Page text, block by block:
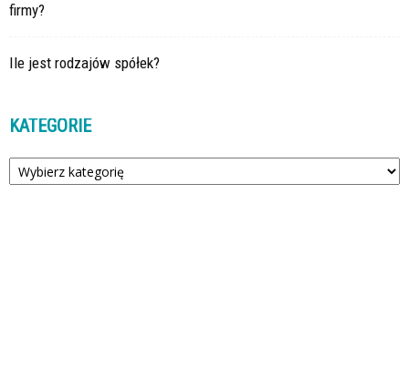
firmy?
Ile jest rodzajów spółek?
KATEGORIE
Kategorie